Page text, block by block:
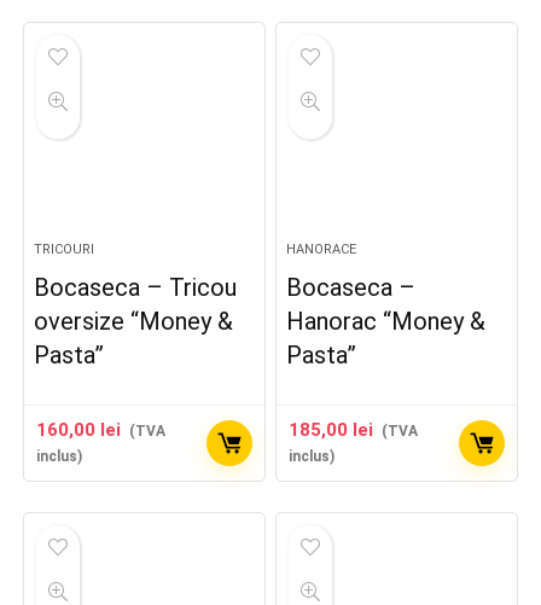
TRICOURI
Bocaseca – Tricou
oversize “Money &
Pasta”
160,00 lei
(TVA
inclus)
HANORACE
Bocaseca –
Hanorac “Money &
Pasta”
185,00 lei
(TVA
inclus)